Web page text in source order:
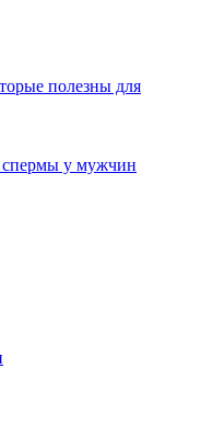
полезны для
спермы у мужчин